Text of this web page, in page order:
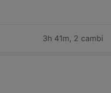
3h 41m, 2 cambi